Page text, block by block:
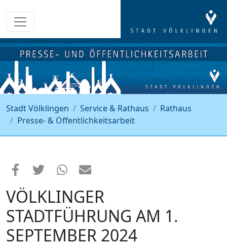
Stadt Völklingen Service & Rathaus
Rathaus
Presse- & Öffentlichkeitsarbeit
VÖLKLINGER
STADTFÜHRUNG AM 1.
SEPTEMBER 2024